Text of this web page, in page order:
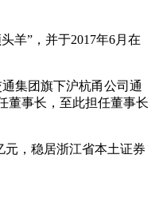
羊”，并于2017年6月在
集团旗下沪杭甬公司通
董事长，至此担任董事长
元，稳居浙江省本土证券